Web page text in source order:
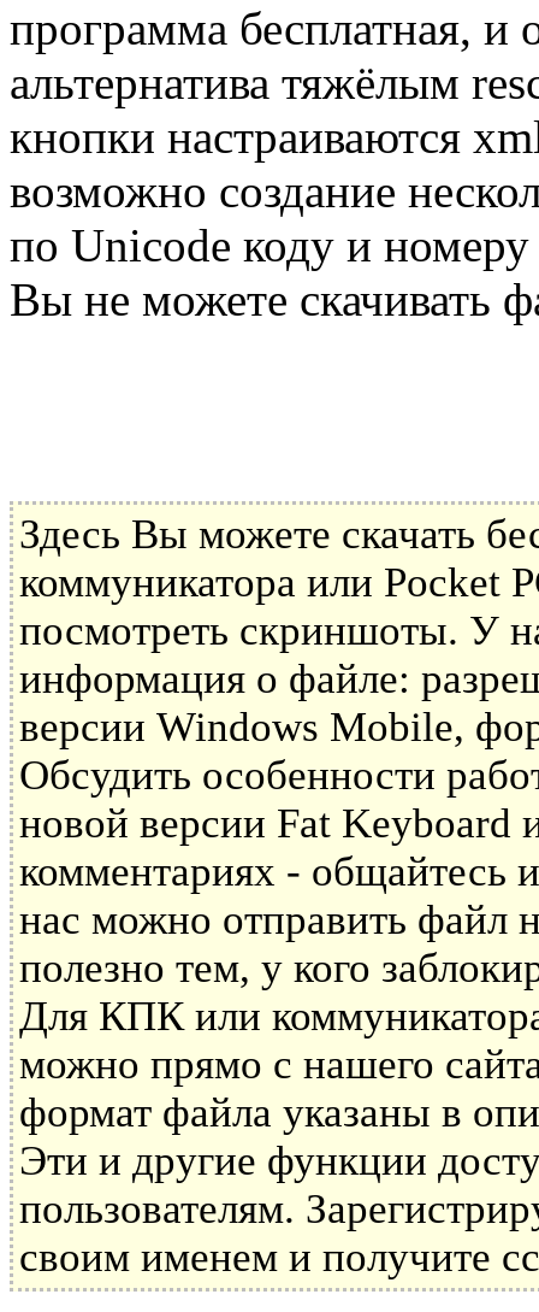
программа бесплатная, и
альтернатива тяжёлым
кнопки настраиваются
возможно создание
по Unicode коду и
Вы не можете скачивать
Здесь Вы можете скачать
коммуникатора или Pocket
посмотреть скриншоты. У
информация о файле:
версии Windows Mobile,
Обсудить особенности
новой версии Fat
комментариях - общайтесь
нас можно отправить файл
полезно тем, у кого
Для КПК или
можно прямо с нашего
формат файла указаны в
Эти и другие функции
пользователям.
своим именем и получите